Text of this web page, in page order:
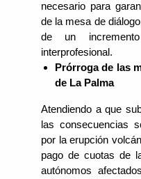
necesario para
de la mesa de
de un
interprofesional.
Prórroga de las
de La Palma
Atendiendo a que
las consecuencias
por la erupción
pago de cuotas de
autónomos